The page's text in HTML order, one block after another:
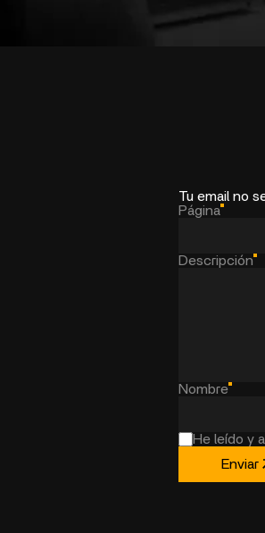
Tu email no
Página
Descripción
Nombre
He leído y
Enviar